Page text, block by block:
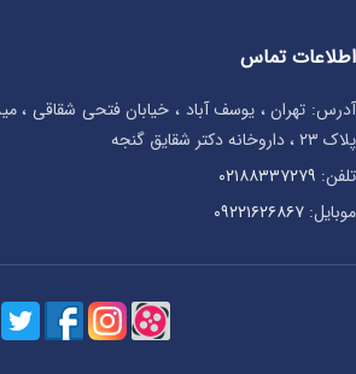
اطلاعات تماس
آدرس: تهران ، یوسف آباد ، خیابان فتحی شقاقی ،
پلاک ۲۳ ، داروخانه دکتر شقایق گنجه
تلفن: ۰۲۱۸۸۳۳۷۲۷۹
موبایل: ۰۹۲۲۱۶۲۶۸۶۷